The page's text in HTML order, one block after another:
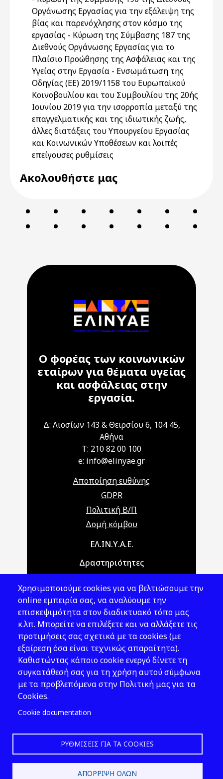
Οργάνωσης Εργασίας για την εξάλειψη της
βίας και παρενόχλησης στον κόσμο της
εργασίας - Κύρωση της Σύμβασης 187 της
Διεθνούς Οργάνωσης Εργασίας για τo
Πλαίσιο Προώθησης της Ασφάλειας και της
Υγείας στην Εργασία - Ενσωμάτωση της
Οδηγίας (ΕΕ) 2019/1158 του Ευρωπαϊκού
Κοινοβουλίου και του Συμβουλίου της 20ής
Ιουνίου 2019 για την ισορροπία μεταξύ της
επαγγελματικής και της ιδιωτικής ζωής,
άλλες διατάξεις του Υπουργείου Εργασίας
και Κοινωνικών Υποθέσεων και λοιπές
επείγουσες ρυθμίσεις
Ακολουθήστε μας
Ο φορέας των κοινωνικών
εταίρων για θέματα υγείας
και ασφάλειας στην
εργασία.
Δ: Λιοσίων 143 & Θειρσίου 6, 104 45,
Αθήνα
T: 210 82 00 100
e: info@elinyae.gr
Αποποίηση ευθύνης
GDPR
Πολιτική Β/Π
Δομή κόμβου
Main navigationΕΛ.ΙΝ.Υ.Α.Ε.
Δραστηριότητες
Νομοθεσία
Εκδόσεις
Νέα - Εκδηλώσεις
Ακολουθήστε μας
Χρησιμοποιούμε cookies για να βελτιώσουμε την
online εμπειρία σας, να αναλύουμε την
επισκεψιμότητα στον διαδικτυακό τόπο μας
κ.λπ. Μπορείτε να επιλέξετε και να αλλάξετε τις
προτιμήσεις σας σχετικά με τα cookies (με
εξαίρεση όσα είναι τεχνικώς απαραίτητα).
Καθιστώντας κάποιο cookie ενεργό δίνετε τη
συγκατάθεσή σας για τη χρήση αυτού σύμφωνα
με τα προβλεπόμενα στην Πολιτική μας για τα
Cookies.
Cookie documentation
ΡΥΘΜΊΣΕΙΣ ΓΙΑ ΤΑ COOKIES
ΑΠΌΡΡΙΨΗ ΌΛΩΝ
2026 © ΕΛ.ΙΝ.Υ.Α.Ε.